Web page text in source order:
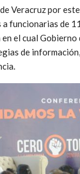
Veracruz por
funcionarias de
el cual Gobierno
de